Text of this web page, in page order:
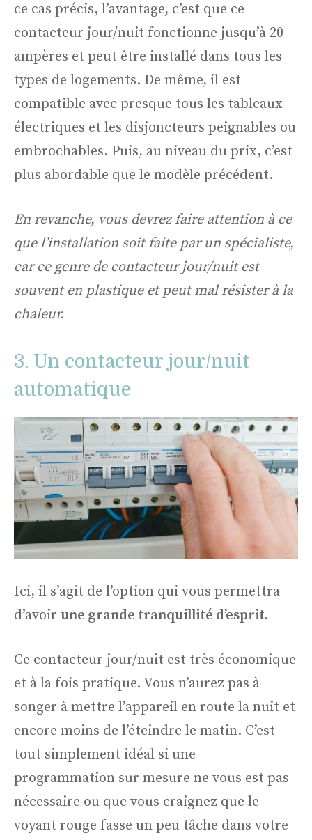
ce cas précis, l’avantage, c’est que ce
contacteur jour/nuit fonctionne jusqu’à 20
ampères et peut être installé dans tous les
types de logements. De même, il est
compatible avec presque tous les tableaux
électriques et les disjoncteurs peignables ou
embrochables. Puis, au niveau du prix, c’est
plus abordable que le modèle précédent.
En revanche, vous devrez faire attention à ce
que l’installation soit faite par un spécialiste,
car ce genre de contacteur jour/nuit est
souvent en plastique et peut mal résister à la
chaleur.
3. Un contacteur jour/nuit
automatique
Ici, il s’agit de l’option qui vous permettra
d’avoir une grande tranquillité d’esprit.
Ce contacteur jour/nuit est très économique
et à la fois pratique. Vous n’aurez pas à
songer à mettre l’appareil en route la nuit et
encore moins de l’éteindre le matin. C’est
tout simplement idéal si une
programmation sur mesure ne vous est pas
nécessaire ou que vous craignez que le
voyant rouge fasse un peu tâche dans votre